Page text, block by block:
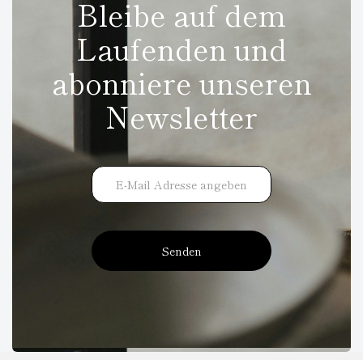
Bleibe auf dem
Laufenden und
abonniere unseren
Newsletter
Senden